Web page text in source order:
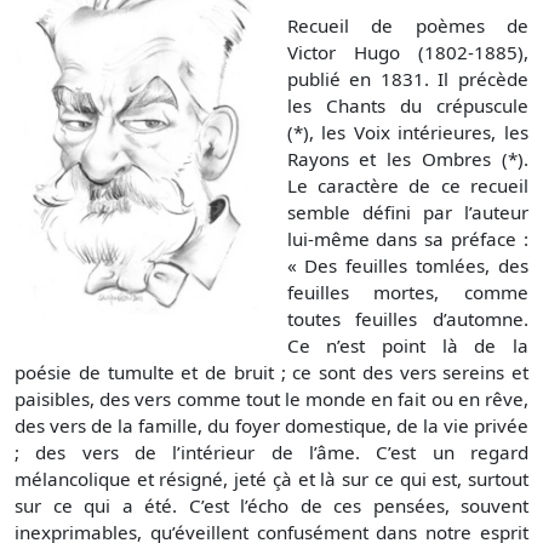
Recueil de poèmes de
Victor Hugo (1802-1885),
publié en 1831. Il précède
les Chants du crépuscule
(*), les Voix intérieures, les
Rayons et les Ombres (*).
Le caractère de ce recueil
semble défini par l’auteur
lui-même dans sa préface :
« Des feuilles tomlées, des
feuilles mortes, comme
toutes feuilles d’automne.
Ce n’est point là de la
poésie de tumulte et de bruit ; ce sont des vers sereins et
paisibles, des vers comme tout le monde en fait ou en rêve,
des vers de la famille, du foyer domestique, de la vie privée
; des vers de l’intérieur de l’âme. C’est un regard
mélancolique et résigné, jeté çà et là sur ce qui est, surtout
sur ce qui a été. C’est l’écho de ces pensées, souvent
inexprimables, qu’éveillent confusément dans notre esprit